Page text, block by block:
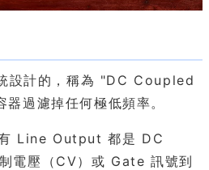
設計的，稱為 "DC Coupled
過濾掉任何極低頻率。
Line Output 都是 DC
電壓（CV）或 Gate 訊號到